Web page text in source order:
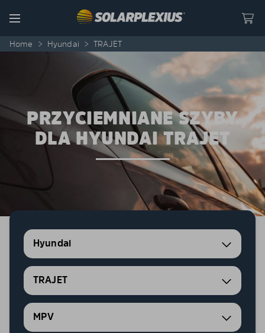
Menu
Home > Hyundai > TRAJET
PRZYCIEMNIANE SZYBY
DLA HYUNDAI TRAJET
Hyundai
TRAJET
MPV